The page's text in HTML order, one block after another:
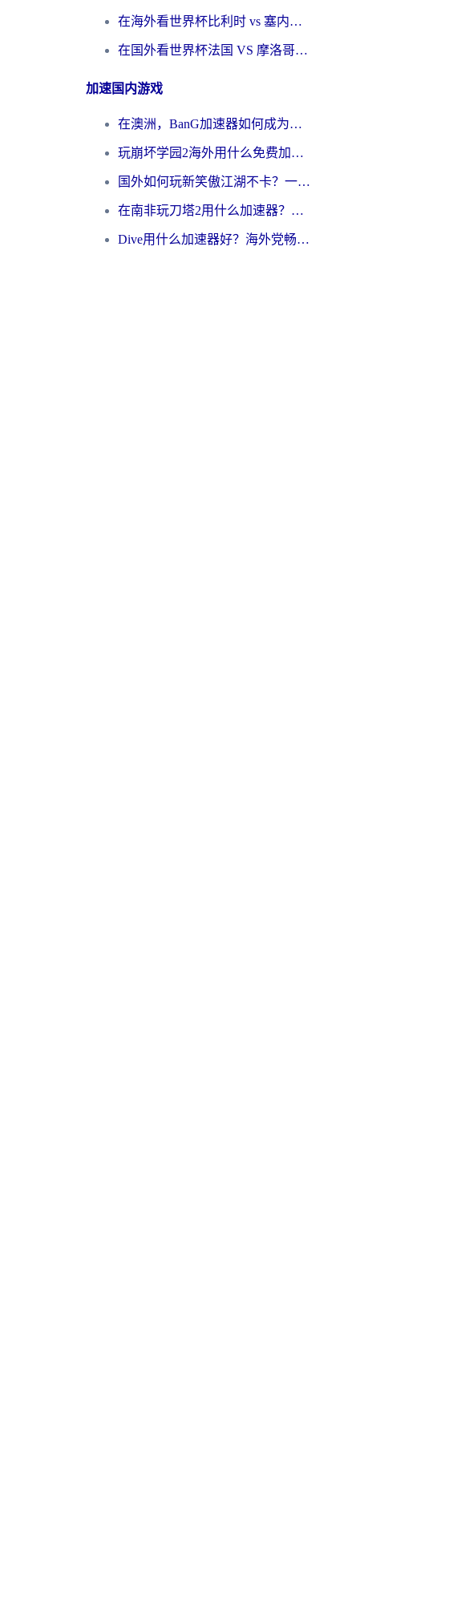
在海外看世界杯比利时 vs 塞内加尔仅限中国大陆？我找到了最流畅的中文解说之路
在国外看世界杯法国 VS 摩洛哥仅限中国大陆？海外党这样看中文解说赛事不卡顿
加速国内游戏
在澳洲，BanG加速器如何成为你国服游戏的“时光机”？
玩崩坏学园2海外用什么免费加速器好？2026海外党亲测国服游戏加速指南
国外如何玩新笑傲江湖不卡？一份给海外游子的终极网络指南
在南非玩刀塔2用什么加速器？一份给海外游子的终极生存指南
Dive用什么加速器好？海外党畅玩国服游戏的终极避坑指南